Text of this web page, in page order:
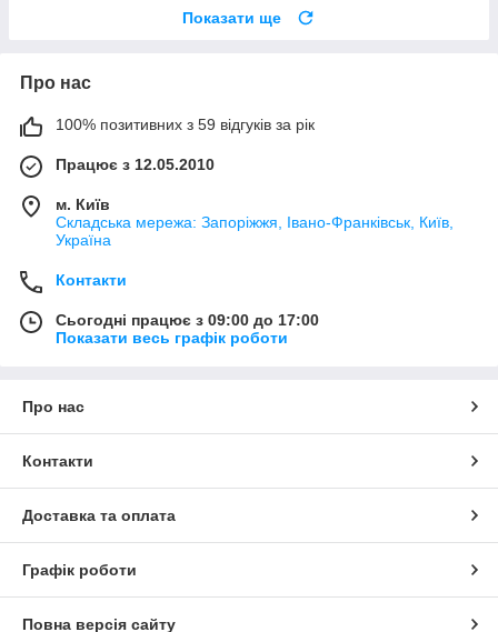
Показати ще
Про нас
100% позитивних з 59 відгуків за рік
Працює з 12.05.2010
м. Київ
Складська мережа: Запоріжжя, Івано-Франківськ, Київ,
Україна
Контакти
Сьогодні працює з 09:00 до 17:00
Показати весь графік роботи
Про нас
Контакти
Доставка та оплата
Графік роботи
Повна версія сайту